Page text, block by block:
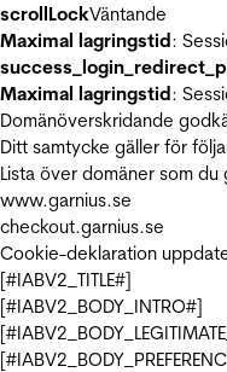
scrollLockVäntande
Maximal lagringstid:
Maximal lagringstid:
Domänöverskridande
Ditt samtycke gäller för
Lista över domäner som
www.garnius.se
checkout.garnius.se
Cookie-deklaration
[#IABV2_TITLE#]
[#IABV2_BODY_INTRO#]